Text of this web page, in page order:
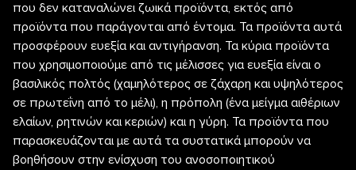
που δεν καταναλώνει ζωικά προϊόντα, εκτός από
προϊόντα που παράγονται από έντομα. Τα προϊόντα αυτά
προσφέρουν ευεξία και αντιγήρανση. Τα κύρια προϊόντα
που χρησιμοποιούμε από τις μέλισσες για ευεξία είναι ο
βασιλικός πολτός (χαμηλότερος σε ζάχαρη και υψηλότερος
σε πρωτεΐνη από το μέλι), η πρόπολη (ένα μείγμα αιθέριων
ελαίων, ρητινών και κεριών) και η γύρη. Τα προϊόντα που
παρασκευάζονται με αυτά τα συστατικά μπορούν να
βοηθήσουν στην ενίσχυση του ανοσοποιητικού